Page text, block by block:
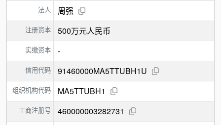
法人 周强
注册资本 500万元人民币
实缴资本 -
信用代码 91460000MA5TTUBH1U
组织机构代码 MA5TTUBH1
工商注册号 460000003282731